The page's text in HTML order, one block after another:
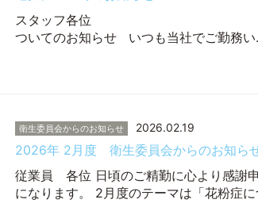
スタッフ
ついてのお知らせ いつも当社でご勤務
衛生委員会からのお知らせ 2026.02.19
2026年 2月度 衛生委員会からのお知ら
従業員 各位 日頃のご精勤に心より感謝
になります。 2月度のテーマは「花粉症